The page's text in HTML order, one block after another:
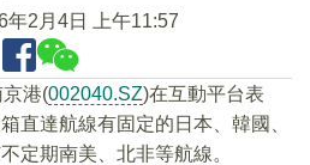
年2月4日 上午11:57
京港(002040.SZ)在互動平台表
直達航線有固定的日本、韓國、
定期南美、北非等航線。